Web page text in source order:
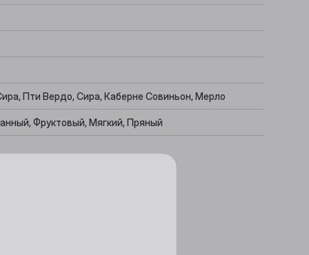
Пти Вердо, Сира, Каберне Совиньон, Мерло
Фруктовый, Мягкий, Пряный